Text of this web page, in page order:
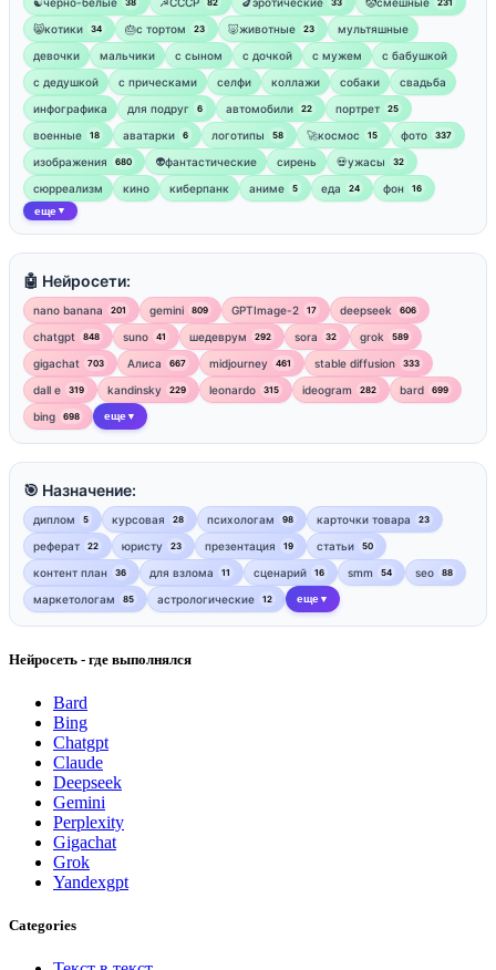
😸котики 34 🎂с тортом 23 🐷животные 23
мультяшные
девочки
мальчики с сыном с дочкой с мужем
с бабушкой
с дедушкой
с прическами селфи коллажи собаки
свадьба
инфографика
для подруг 6 автомобили 22 портрет 25
военные 18 аватарки 6 логотипы 58 🚀космос 15 фото 337
изображения 680 👽фантастические сирень 💀ужасы 32
сюрреализм кино киберпанк аниме 5 еда 24 фон 16
еще ▼
🤖 Нейросети:
nano banana 201 gemini 809 GPTImage-2 17 deepseek 606
chatgpt 848 suno 41 шедеврум 292 sora 32 grok 589
gigachat 703 Алиса 667 midjourney 461 stable diffusion 333
dall e 319 kandinsky 229 leonardo 315 ideogram 282 bard 699
bing 698 еще ▼
🎯 Назначение:
диплом 5 курсовая 28 психологам 98 карточки товара 23
реферат 22 юристу 23 презентация 19 статьи 50
контент план 36 для взлома 11 сценарий 16 smm 54 seo 88
маркетологам 85 астрологические 12 еще ▼
Нейросеть - где выполнялся
Bard
Bing
Chatgpt
Claude
Deepseek
Gemini
Perplexity
Gigachat
Grok
Yandexgpt
Categories